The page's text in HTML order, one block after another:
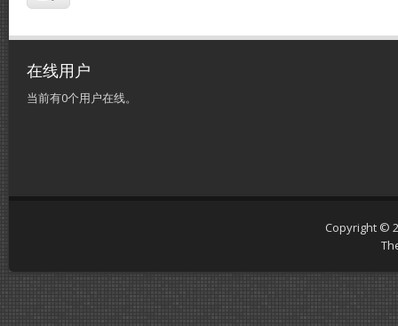
在线用户
当前有0个用户在线。
Copyright ©